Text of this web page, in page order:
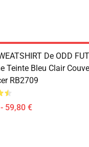
De ODD
Teinte Bleu Clair
RB2709
59,80 €